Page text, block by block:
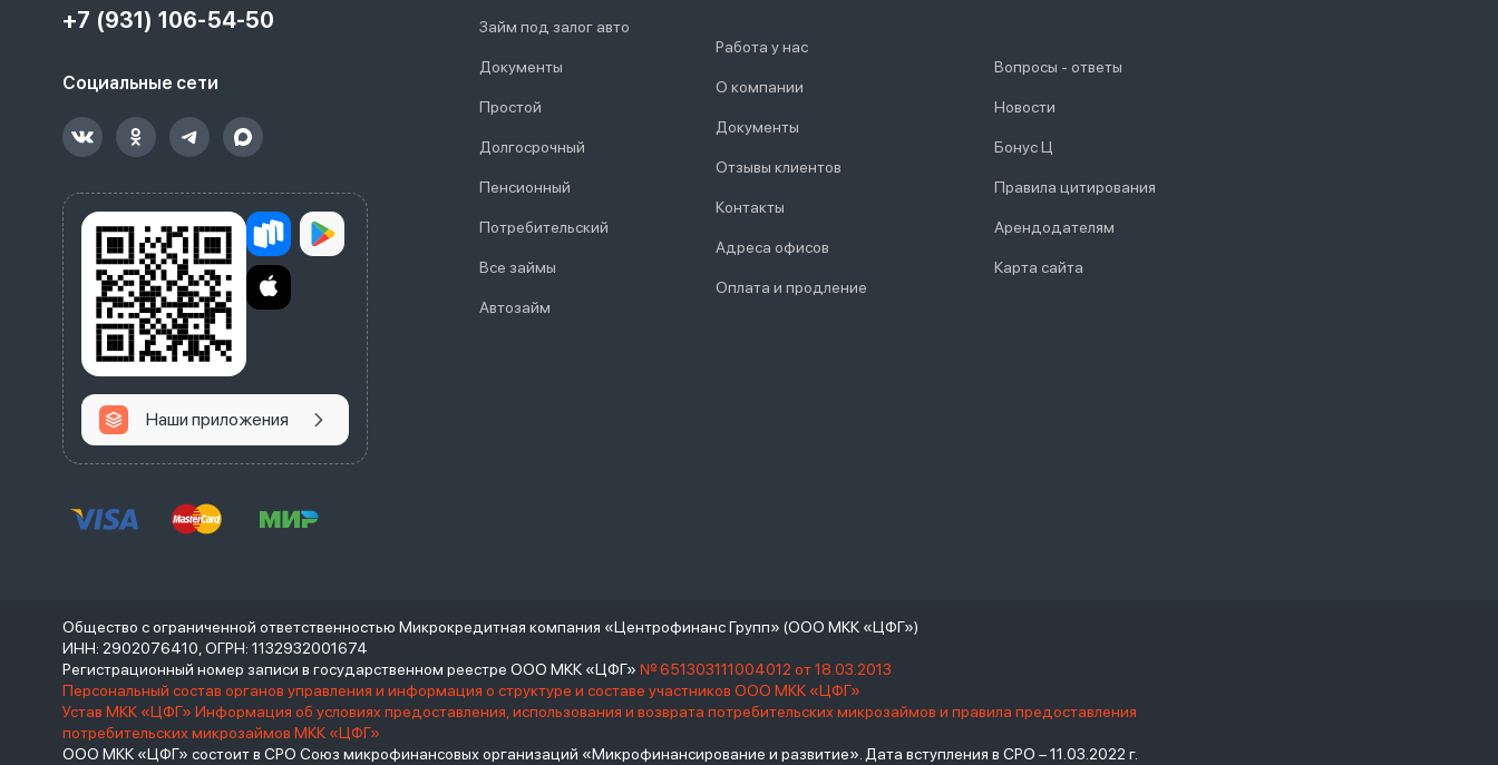
+7 (931) 106-54-50
Социальные сети
Наши приложения
Займ под залог авто
Документы
Простой
Долгосрочный
Пенсионный
Потребительский
Все займы
Автозайм
Работа у нас
О компании
Документы
Отзывы клиентов
Контакты
Адреса офисов
Оплата и продление
Вопросы - ответы
Новости
Бонус Ц
Правила цитирования
Арендодателям
Карта сайта
Общество с ограниченной ответственностью Микрокредитная компания «Центрофинанс Групп» (ООО МКК «ЦФГ»)
ИНН: 2902076410, ОГРН: 1132932001674
Регистрационный номер записи в государственном реестре ООО МКК «ЦФГ» № 651303111004012 от 18.03.2013
Персональный состав органов управления и информация о структуре и составе участников ООО МКК «ЦФГ»
Устав МКК «ЦФГ» Информация об условиях предоставления, использования и возврата потребительских микрозаймов и правила предоставления
потребительских микрозаймов МКК «ЦФГ»
ООО МКК «ЦФГ» состоит в СРО Союз микрофинансовых организаций «Микрофинансирование и развитие». Дата вступления в СРО – 11.03.2022 г.